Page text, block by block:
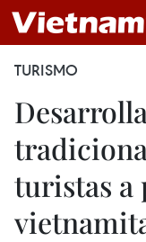
TURISMO
turistas a